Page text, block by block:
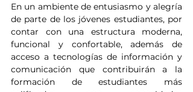
En un ambiente de entusiasmo y alegría
de parte de los jóvenes estudiantes, por
contar con una estructura moderna,
funcional y confortable, además de
acceso a tecnologías de información y
comunicación que contribuirán a la
formación de estudiantes más